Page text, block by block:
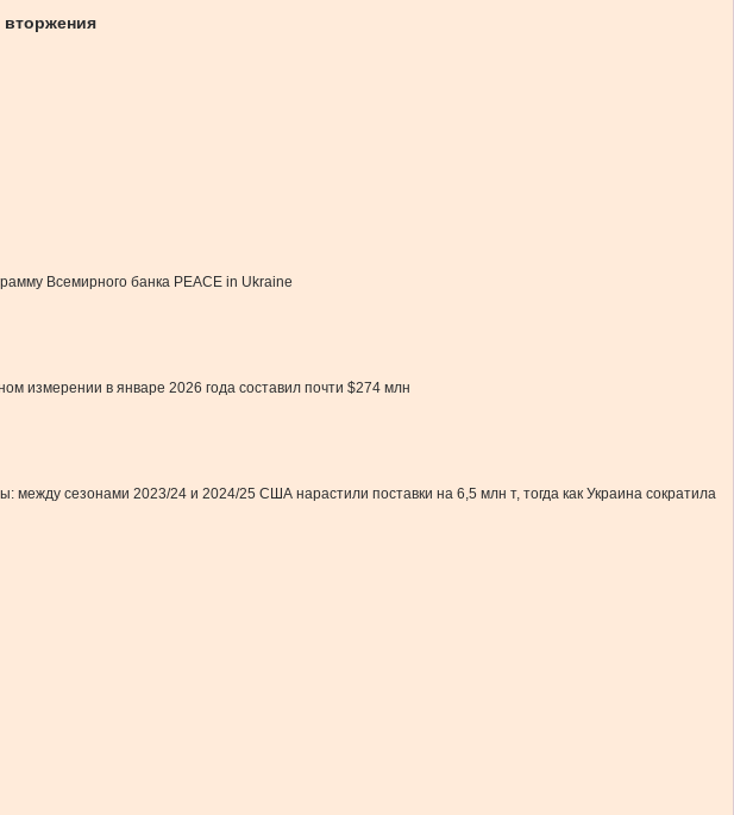
Всемирного банка PEACE in Ukraine
измерении в январе 2026 года составил почти $274 млн
сезонами 2023/24 и 2024/25 США нарастили поставки на 6,5 млн т, тогда как Украина сократила